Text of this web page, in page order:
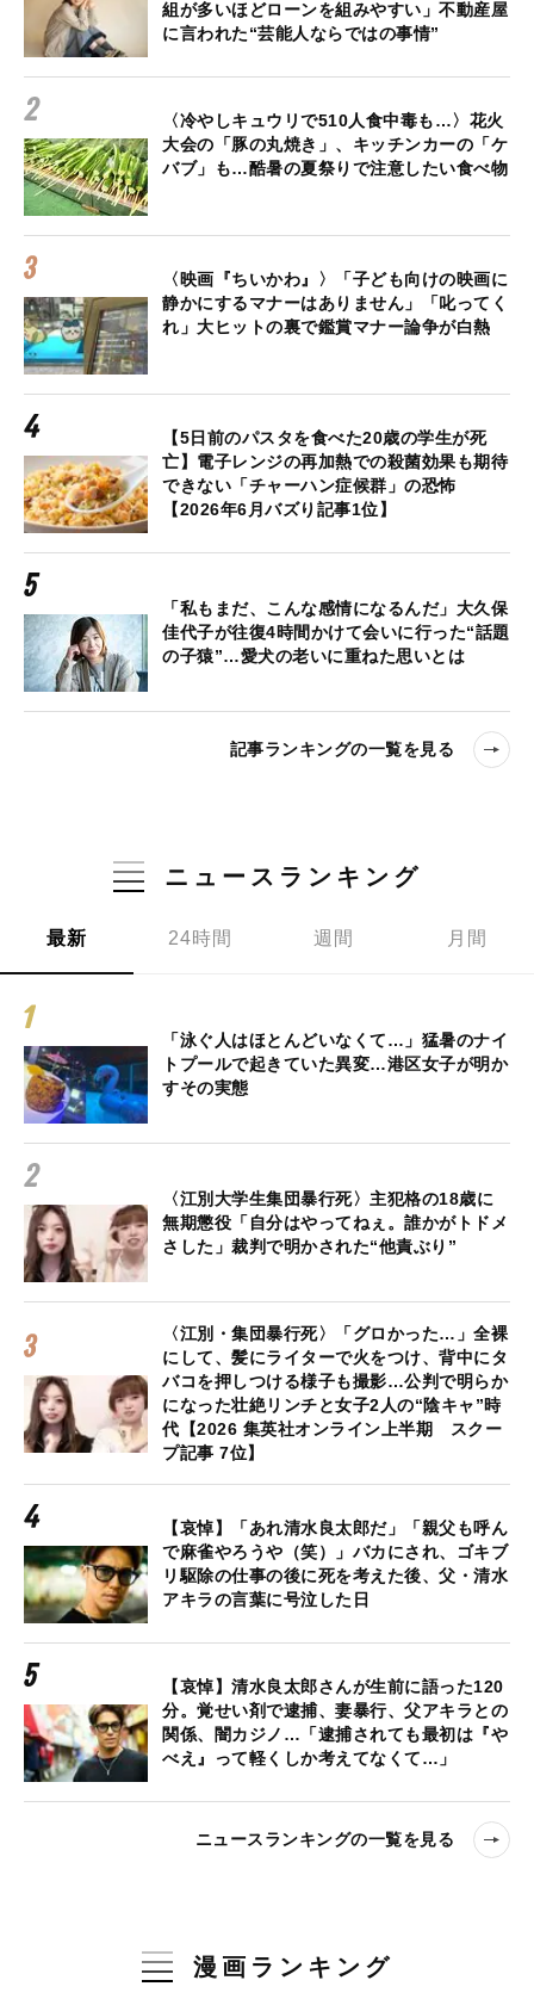
組が多いほどローンを組みやすい」不動産屋
に言われた“芸能人ならではの事情”
〈冷やしキュウリで510人食中毒も…〉花火
大会の「豚の丸焼き」、キッチンカーの「ケ
バブ」も…酷暑の夏祭りで注意したい食べ物
〈映画『ちいかわ』〉「子ども向けの映画に
静かにするマナーはありません」「叱ってく
れ」大ヒットの裏で鑑賞マナー論争が白熱
【5日前のパスタを食べた20歳の学生が死
亡】電子レンジの再加熱での殺菌効果も期待
できない「チャーハン症候群」の恐怖
【2026年6月バズり記事1位】
「私もまだ、こんな感情になるんだ」大久保
佳代子が往復4時間かけて会いに行った“話題
の子猿”…愛犬の老いに重ねた思いとは
記事ランキングの一覧を見る
ニュースランキング
最新 24時間 週間 月間
「泳ぐ人はほとんどいなくて…」猛暑のナイ
トプールで起きていた異変…港区女子が明か
すその実態
〈江別大学生集団暴行死〉主犯格の18歳に
無期懲役「自分はやってねぇ。誰かがトドメ
さした」裁判で明かされた“他責ぶり”
〈江別・集団暴行死〉「グロかった…」全裸
にして、髪にライターで火をつけ、背中にタ
バコを押しつける様子も撮影…公判で明らか
になった壮絶リンチと女子2人の“陰キャ”時
代【2026 集英社オンライン上半期 スクー
プ記事 7位】
【哀悼】「あれ清水良太郎だ」「親父も呼ん
で麻雀やろうや（笑）」バカにされ、ゴキブ
リ駆除の仕事の後に死を考えた後、父・清水
アキラの言葉に号泣した日
【哀悼】清水良太郎さんが生前に語った120
分。覚せい剤で逮捕、妻暴行、父アキラとの
関係、闇カジノ…「逮捕されても最初は『や
べえ』って軽くしか考えてなくて…」
ニュースランキングの一覧を見る
漫画ランキング